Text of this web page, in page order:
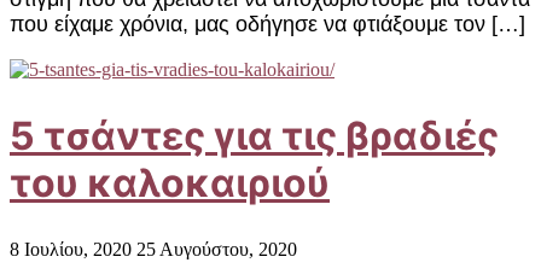
που είχαμε χρόνια, μας οδήγησε να φτιάξουμε τον […]
5 τσάντες για τις βραδιές
του καλοκαιριού
8 Ιουλίου, 2020 25 Αυγούστου, 2020